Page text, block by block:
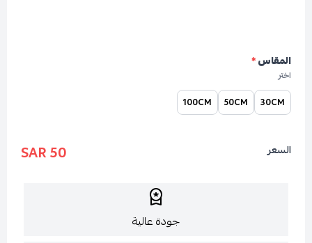
المقاس*
اختر
30CM
50CM
100CM
السعر 50 SAR
جودة عالية